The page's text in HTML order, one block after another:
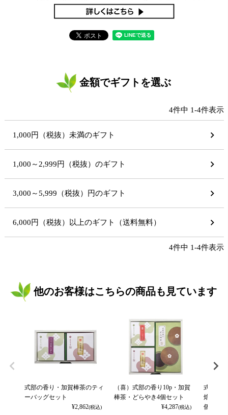
金額でギフトを選ぶ
4件中 1-4件表示
1,000円（税抜）未満のギフト
1,000～2,999円（税抜）のギフト
3,000～5,999（税抜）円のギフト
6,000円（税抜）以上のギフト（送料無料）
4件中 1-4件表示
他のお客様はこちらの商品も見ています
式部の香り・加賀棒茶のティ
ーバッグセット
¥2,862(税込)
（喜）式部の香り10p・加賀
棒茶・どらやき4個セット
¥4,287(税込)
式部の
焙茶・
個セット